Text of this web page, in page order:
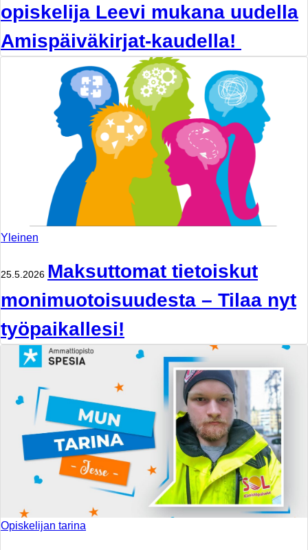
opiskelija Leevi mukana uudella
Amispäiväkirjat-kaudella!
Yleinen
25.5.2026 Maksuttomat tietoiskut
monimuotoisuudesta – Tilaa nyt
työpaikallesi!
Opiskelijan tarina